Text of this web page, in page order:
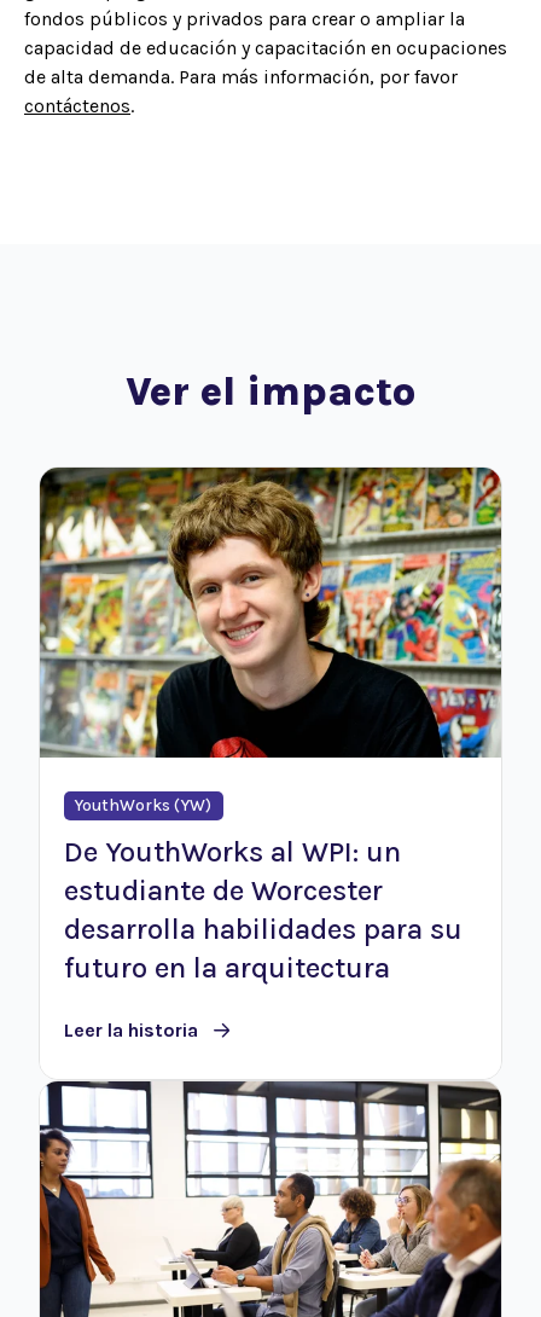
fondos públicos y privados para crear o ampliar la
capacidad de educación y capacitación en ocupaciones
de alta demanda. Para más información, por favor
contáctenos.
Ver el impacto
YouthWorks (YW)
De YouthWorks al WPI: un
estudiante de Worcester
desarrolla habilidades para su
futuro en la arquitectura
Leer la historia